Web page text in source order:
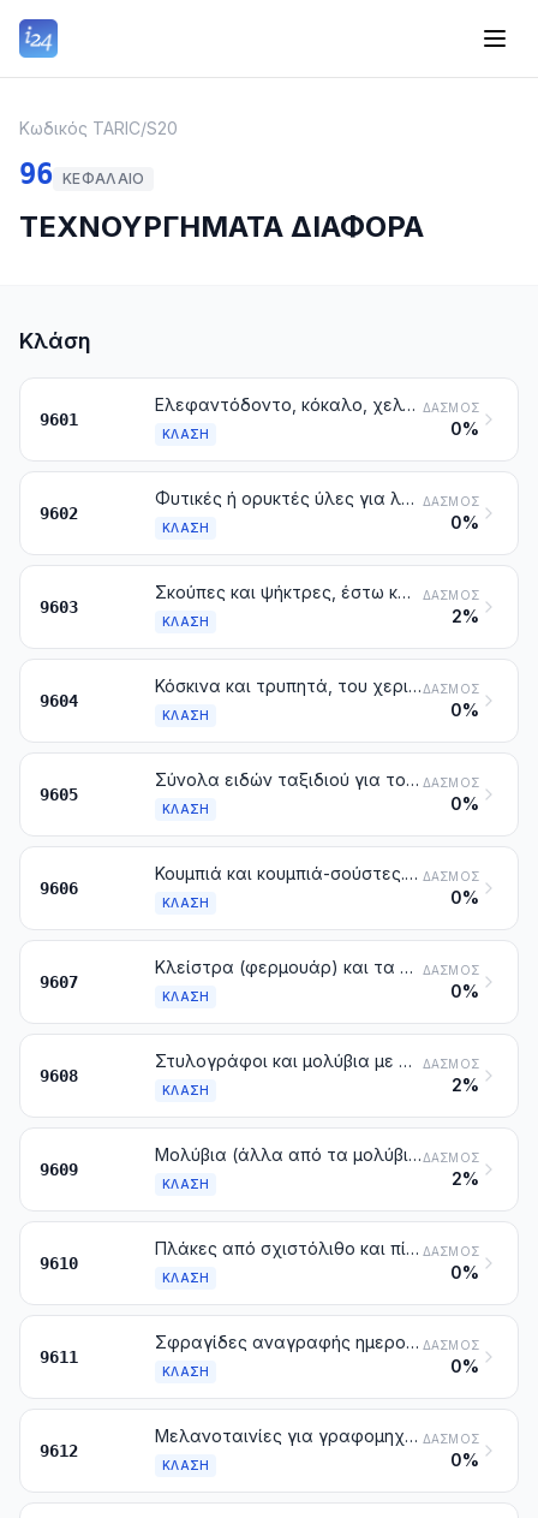
Κωδικός TARIC/S20
96 ΚΕΦΆΛΑΙΟ
ΤΕΧΝΟΥΡΓΗΜΑΤΑ ΔΙΑΦΟΡΑ
Κλάση
9601
Ελεφαντόδοντο, κόκαλο, χελωνόστρακο, κέρατα ζώων κάθε είδους, κοράλλι, μαργαροκόγχη και άλλες ζωικές ύλες για λάξευση, κατεργασμένα, και τεχνουργήματα από τις ύλες αυτές (στα οποία περιλαμβάνονται και τα τεχνουργήματα που λαμβάνονται με χύτευση)
ΚΛΆΣΗ
ΔΑΣΜΌΣ
0%
9602
Φυτικές ή ορυκτές ύλες για λάξευση, κατεργασμένες, και τεχνουργήματα από τις ύλες αυτές. Τεχνουργήματα χυτά ή λαξευτά από κερί, από παραφίνη, από στεατίνη, από γόμες ή ρητίνες φυσικές, από πάστες που μπορούν να δεχθούν πλαστική κατεργασία, και άλλα τεχνουργήματα κατασκευασμένα με χύτευση ή λάξευση, που δεν κατονομάζονται ούτε περιλαμβάνονται αλλού. Ζελατίνη, κατεργασμένη, μη σκληρυμένη, άλλη από εκείνη της κλάσης 3503, και τεχνουργήματα από ζελατίνη μη σκληρυμένη
ΚΛΆΣΗ
ΔΑΣΜΌΣ
0%
9603
Σκούπες και ψήκτρες, έστω και αν αποτελούν μέρη μηχανών, συσκευών ή οχημάτων, μηχανικές σκούπες για χρήση με το χέρι, άλλες από εκείνες με κινητήρα, πινέλα και ξεσκονιστήρια από φτερά. Παρασκευασμένες κεφαλές για είδη ψηκτροποιίας. Βύσματα και κύλινδροι για βαφή. Καθαριστήρες υγρών επιφανειών από καουτσούκ ή από ανάλογες εύκαμπτες ύλες
ΚΛΆΣΗ
ΔΑΣΜΌΣ
2%
9604
Κόσκινα και τρυπητά, του χεριού
ΚΛΆΣΗ
ΔΑΣΜΌΣ
0%
9605
Σύνολα ειδών ταξιδιού για τον ατομικό καλλωπισμό, το ράψιμο ή το καθάρισμα των υποδημάτων ή ενδυμάτων
ΚΛΆΣΗ
ΔΑΣΜΌΣ
0%
9606
Κουμπιά και κουμπιά-σούστες. Σκελετοί για κουμπιά και άλλα μέρη για κουμπιά ή κουμπιά-σούστες. Ημιτελή κουμπιά
ΚΛΆΣΗ
ΔΑΣΜΌΣ
0%
9607
Κλείστρα (φερμουάρ) και τα μέρη τους
ΚΛΆΣΗ
ΔΑΣΜΌΣ
0%
9608
Στυλογράφοι και μολύβια με σφαιρίδια (μπίλια). Στυλογράφοι και μαρκαδόροι με μύτη από πίλημα ή με άλλες πορώδεις μύτες. Στυλογράφοι με πένα και άλλοι στυλογράφοι. Μεταλλικές αιχμές για αντίγραφα. Μηχανικά μολύβια. Κονδυλοφόροι, θήκες για μολύβια και παρόμοια είδη. Μέρη (στα οποία περιλαμβάνονται και τα καλύμματα που προφυλάσσουν τις μύτες και τα άγκιστρα συγκράτησης) των ειδών αυτών, με εξαίρεση εκείνα της κλάσης 9609
ΚΛΆΣΗ
ΔΑΣΜΌΣ
2%
9609
Μολύβια (άλλα από τα μολύβια της κλάσης 9608), λεπτές ράβδοι γραφίτη για κοινά και μηχανικά μολύβια, ράβδοι από χρωματιστή πάστα (παστέλ), ράβδοι από κάρβουνο για σχεδιάσεις, κιμωλίες γραφής ή σχεδίασης και κιμωλίες ραφτών
ΚΛΆΣΗ
ΔΑΣΜΌΣ
2%
9610
Πλάκες από σχιστόλιθο και πίνακες για γράψιμο ή σχεδίαση, έστω και με πλαίσιο
ΚΛΆΣΗ
ΔΑΣΜΌΣ
0%
9611
Σφραγίδες αναγραφής ημερομηνιών, σφραγίδες για τη σφράγιση με ισπανικό κερί, σφραγίδες αρίθμησης, άλλες σφραγίδες και παρόμοια είδη (στα οποία περιλαμβάνονται και οι συσκευές για την αποτύπωση ετικετών), για χρήση με το χέρι. Σφραγίδες με σταθερές και μεταβαλλόμενες ενδείξεις και συσκευές εκτύπωσης που φέρουν σφραγίδες, με σταθερές και μεταβαλλόμενες ενδείξεις όλα για χρήση με το χέρι
ΚΛΆΣΗ
ΔΑΣΜΌΣ
0%
9612
Μελανοταινίες για γραφομηχανές και παρόμοιες μελανοταινίες, εμποτισμένες με μελάνη ή αλλιώς παρασκευασμένες για να αφήνουν αποτυπώματα, έστω και τυλιγμένες σε πηνία ή κασέτες. Ταμπόν μελάνης, έστω και εμποτισμένα, με ή χωρίς κουτί
ΚΛΆΣΗ
ΔΑΣΜΌΣ
0%